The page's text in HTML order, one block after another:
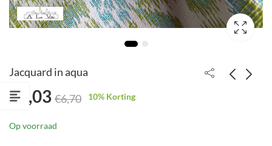
Jacquard in aqua
€6,03 €6,70 10% Korting
Op voorraad